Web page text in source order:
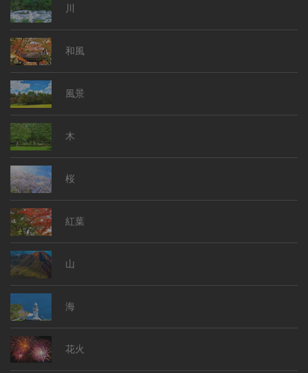
川
和風
風景
木
桜
紅葉
山
海
花火